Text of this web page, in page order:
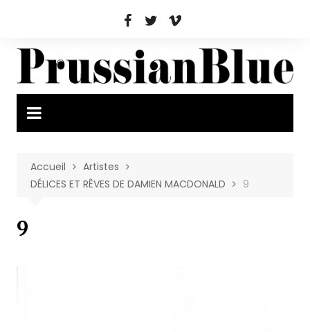
Accueil
Artistes
DÉLICES ET RÊVES DE DAMIEN MACDONALD
9
9